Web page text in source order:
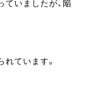
いましたが、陥
ています。